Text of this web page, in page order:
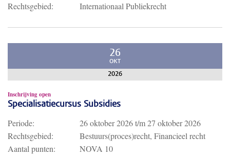
Rechtsgebied:
Internationaal Publiekrecht
26
OKT
2026
Inschrijving open
Specialisatiecursus Subsidies
Periode: 26 oktober 2026t/m27 oktober 2026
Rechtsgebied:
Bestuurs(proces)recht, Financieel recht
Aantal punten:
NOVA 10